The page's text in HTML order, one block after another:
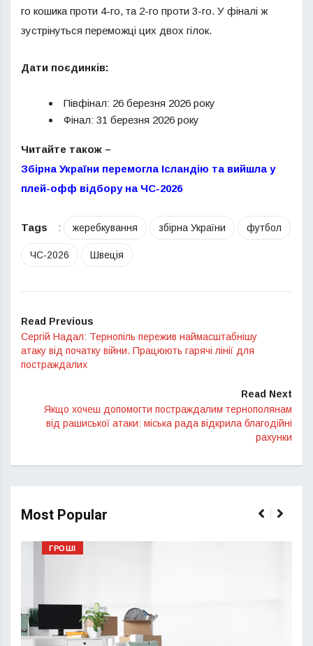
го кошика проти 4-го, та 2-го проти 3-го. У фіналі ж
зустрінуться переможці цих двох гілок.
Дати поєдинків:
Півфінал: 26 березня 2026 року
Фінал: 31 березня 2026 року
Читайте також –
Збірна України перемогла Ісландію та вийшла у
плей-офф відбору на ЧС-2026
Tags : жеребкування збірна України футбол
ЧС-2026 Швеція
Read Previous
Сергій Надал: Тернопіль пережив наймасштабнішу
атаку від початку війни. Працюють гарячі лінії для
постраждалих
Read Next
Якщо хочеш допомогти постраждалим тернополянам
від рашиської атаки: міська рада відкрила благодійні
рахунки
Most Popular
ГРОШІ